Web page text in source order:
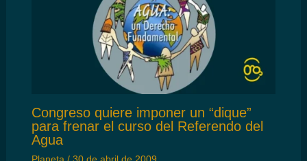
Congreso quiere imponer un “dique”
para frenar el curso del Referendo del
Agua